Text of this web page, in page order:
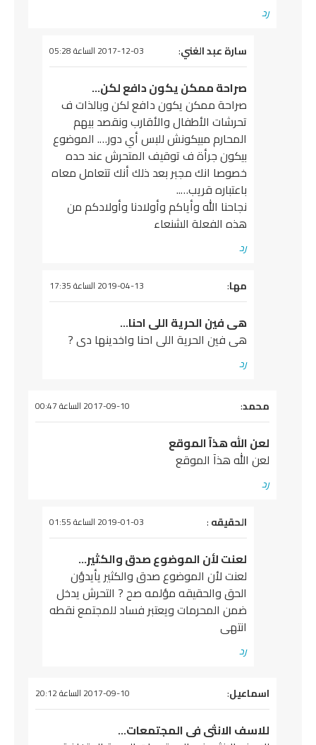
رد
يقول
سارة عبد الغني: 2017-12-03 الساعة 05:28
صراحة ممكن يكون دافع لكن…
صراحة ممكن يكون دافع لكن وبالذات ف
تحرشات الأطفال والأقارب ونقصد بيهم
المحارم مبيكونش للبس أي دور…. الموضوع
بيكون جرأة ف توقيف المتحرش عند حده
خصوصا انك مجبر بعد ذلك أنك تتعامل معاه
باعتباره قريب…..
نجاحنا الله وأياكم وأولادنا وأولادكم من
هذه الفعلة الشنعاء
رد
يقول
مها: 2019-04-13 الساعة 17:35
هى فين الحرية اللى احنا…
هى فين الحرية اللى احنا واخدينها دى ?
رد
يقول
محمد: 2017-09-10 الساعة 00:47
لعن الله هذآ الموقع
لعن الله هذآ الموقع
رد
يقول
الحقيقه: 2019-01-03 الساعة 01:55
لعنت لأن الموضوع صدق والكثير…
لعنت لأن الموضوع صدق والكثير يأيدؤن
الحق والحقيقه مؤلمه صح ? التحرش يدخل
ضمن المحرمات ويعتبر فساد للمجتمع نقطه
انتهى
رد
يقول
اسماعيل: 2017-09-10 الساعة 20:12
للاسف الانثى فى المجتمعات…